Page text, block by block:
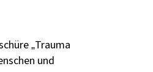
„Trauma
und